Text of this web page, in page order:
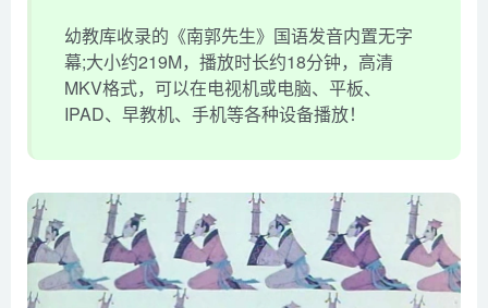
幼教库收录的《南郭先生》国语发音内置无字
幕;大小约219M，播放时长约18分钟，高清
MKV格式，可以在电视机或电脑、平板、
IPAD、早教机、手机等各种设备播放！